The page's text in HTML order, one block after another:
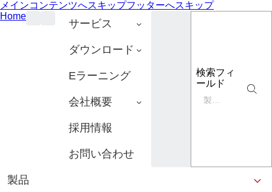
メインコンテンツへスキップフッターへスキップ
Home
サービス
ダウンロード
Eラーニング
会社概要
採用情報
お問い合わせ
検索フィ
ールド
製品